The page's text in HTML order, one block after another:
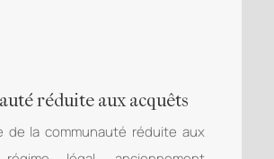
réduite aux acquêts
de la communauté réduite aux